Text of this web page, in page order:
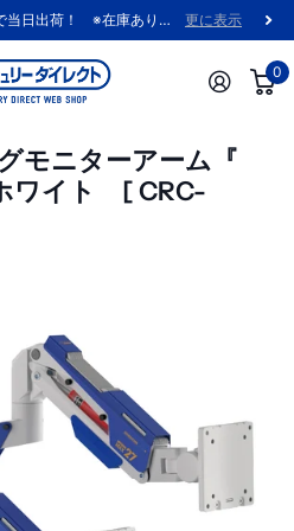
平日14時までの決済完了で当日出荷！ ※在庫あり製品に限ります。 更に表示
0
モニターアーム『
ワイト [ CRC-